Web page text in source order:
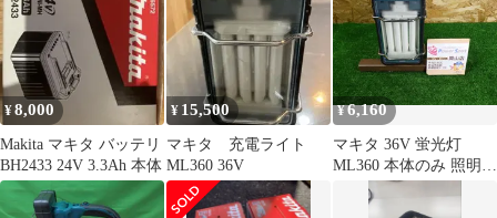
古】【船橋馬込店】
¥8,000
Makita マキタ バッテリ
BH2433 24V 3.3Ah 本体
¥ 15,500
マキタ 充電ライト
ML360 36V
¥6,160
マキタ 36V 蛍光灯
ML360 本体のみ 照明
充電式 電動工具 投光器
makita 中古品